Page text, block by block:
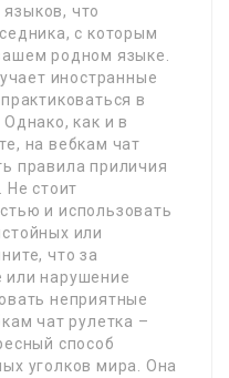
что
с которым
родном языке.
иностранные
в
как и в
на вебкам чат
правила приличия
Не стоит
и использовать
или
что за
или нарушение
неприятные
чат рулетка –
способ
уголков мира. Она